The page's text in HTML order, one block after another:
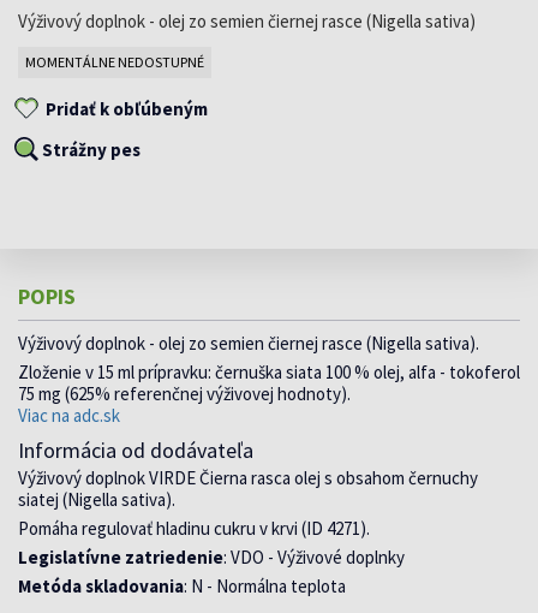
Výživový doplnok - olej zo semien čiernej rasce (Nigella sativa)
MOMENTÁLNE NEDOSTUPNÉ
Pridať k obľúbeným
Strážny pes
POPIS
Výživový doplnok - olej zo semien čiernej rasce (Nigella sativa).
Zloženie v 15 ml prípravku: černuška siata 100 % olej, alfa - tokoferol
75 mg (625% referenčnej výživovej hodnoty).
Viac na adc.sk
Informácia od dodávateľa
Výživový doplnok VIRDE Čierna rasca olej s obsahom černuchy
siatej (Nigella sativa).
Pomáha regulovať hladinu cukru v krvi (ID 4271).
Legislatívne zatriedenie: VDO - Výživové doplnky
Metóda skladovania: N - Normálna teplota